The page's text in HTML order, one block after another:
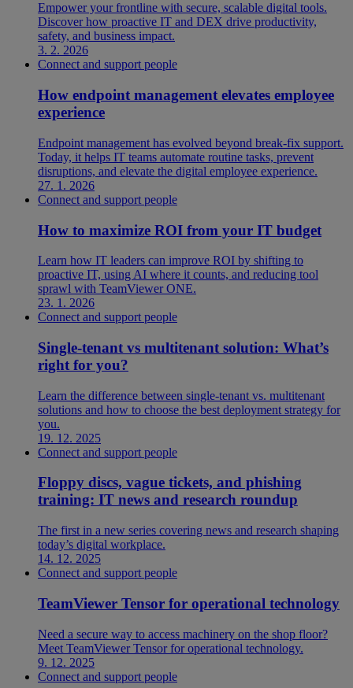
Empower your frontline with secure, scalable digital tools.
Discover how proactive IT and DEX drive productivity,
safety, and business impact.
3. 2. 2026
Connect and support people
How endpoint management elevates employee
experience
Endpoint management has evolved beyond break-fix support.
Today, it helps IT teams automate routine tasks, prevent
disruptions, and elevate the digital employee experience.
27. 1. 2026
Connect and support people
How to maximize ROI from your IT budget
Learn how IT leaders can improve ROI by shifting to
proactive IT, using AI where it counts, and reducing tool
sprawl with TeamViewer ONE.
23. 1. 2026
Connect and support people
Single-tenant vs multitenant solution: What’s
right for you?
Learn the difference between single-tenant vs. multitenant
solutions and how to choose the best deployment strategy for
you.
19. 12. 2025
Connect and support people
Floppy discs, vague tickets, and phishing
training: IT news and research roundup
The first in a new series covering news and research shaping
today’s digital workplace.
14. 12. 2025
Connect and support people
TeamViewer Tensor for operational technology
Need a secure way to access machinery on the shop floor?
Meet TeamViewer Tensor for operational technology.
9. 12. 2025
Connect and support people